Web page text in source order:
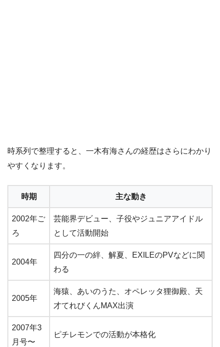
時系列で整理すると、一木有海さんの経歴はさらにわかり
やすくなります。
時期 主な動き
2002年ご
ろ
芸能界デビュー、子役やジュニアアイドル
として活動開始
2004年
四分の一の絆、解夏、EXILEのPVなどに関
わる
2005年
海猿、あいのうた、オペレッタ狸御殿、天
才てれびくんMAX出演
2007年3
月号〜
ピチレモンでの活動が本格化